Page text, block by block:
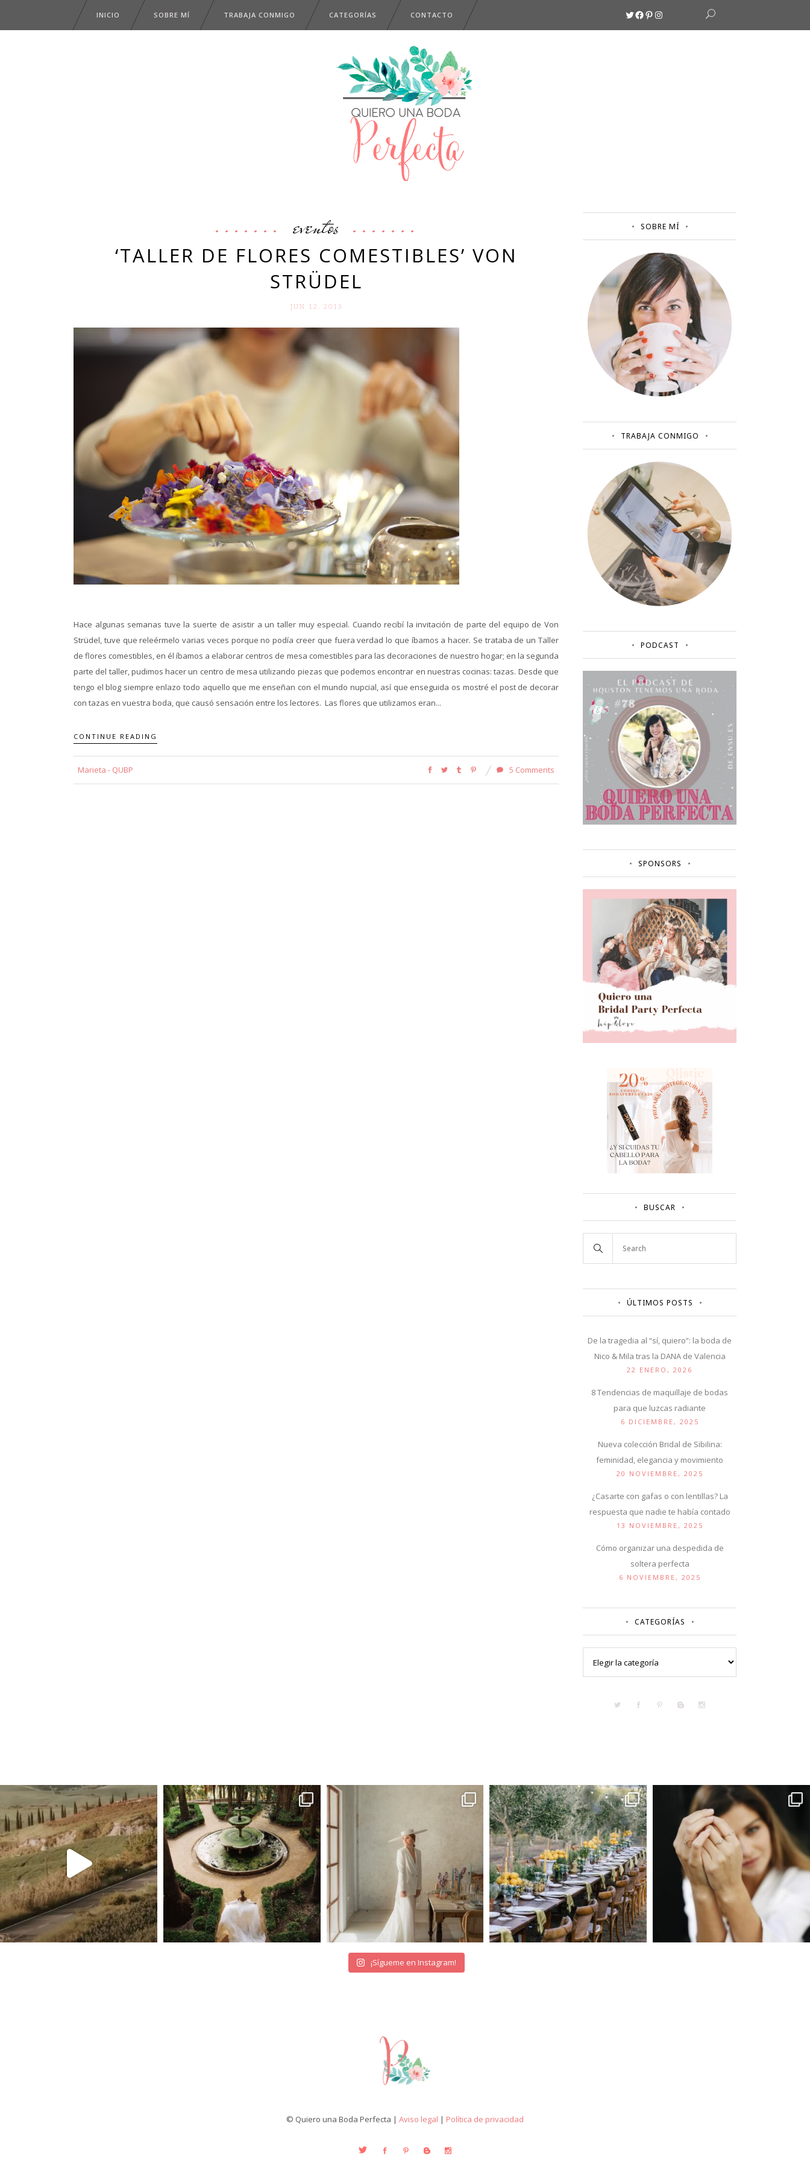
INICIO SOBRE MÍ TRABAJA CONMIGO CATEGORÍAS CONTACTO Twitter
Facebook
Pinterest
Instagram
eventos
‘TALLER DE FLORES COMESTIBLES’ VON
STRÜDEL
JUN 12. 2013
Hace algunas semanas tuve la suerte de asistir a un taller muy especial. Cuando recibí la invitación de parte del equipo de Von
Strüdel, tuve que releérmelo varias veces porque no podía creer que fuera verdad lo que íbamos a hacer. Se trataba de un Taller
de flores comestibles, en él íbamos a elaborar centros de mesa comestibles para las decoraciones de nuestro hogar; en la segunda
parte del taller, pudimos hacer un centro de mesa utilizando piezas que podemos encontrar en nuestras cocinas: tazas. Desde que
tengo el blog siempre enlazo todo aquello que me enseñan con el mundo nupcial, así que enseguida os mostré el post de decorar
con tazas en vuestra boda, que causó sensación entre los lectores. Las flores que utilizamos eran...
CONTINUE READING
Marieta - QUBP 5 Comments
SOBRE MÍ
TRABAJA CONMIGO
PODCAST
SPONSORS
BUSCAR
ÚLTIMOS POSTS
De la tragedia al “sí, quiero”: la boda de
Nico & Mila tras la DANA de Valencia
22 ENERO, 2026
8 Tendencias de maquillaje de bodas
para que luzcas radiante
6 DICIEMBRE, 2025
Nueva colección Bridal de Sibilina:
feminidad, elegancia y movimiento
20 NOVIEMBRE, 2025
¿Casarte con gafas o con lentillas? La
respuesta que nadie te había contado
13 NOVIEMBRE, 2025
Cómo organizar una despedida de
soltera perfecta
6 NOVIEMBRE, 2025
CATEGORÍAS
¡Sígueme en Instagram!
© Quiero una Boda Perfecta | Aviso legal | Política de privacidad